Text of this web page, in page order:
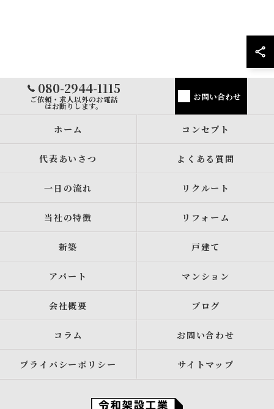
080-2944-1115
ご依頼・求人以外のお電話
はお断りします。
お問い合わせ
ホーム コンセプト
代表あいさつ よくある質問
一日の流れ リクルート
当社の特徴 リフォーム
新築 戸建て
アパート マンション
会社概要 ブログ
コラム お問い合わせ
プライバシーポリシー サイトマップ